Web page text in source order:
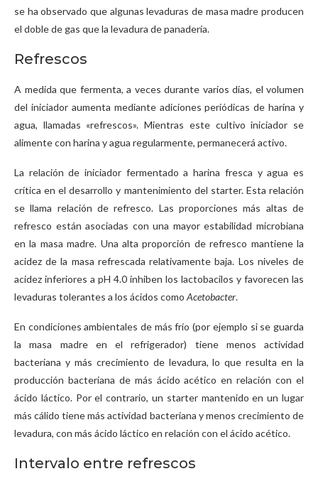
se ha observado que algunas levaduras de masa madre producen
el doble de gas que la levadura de panadería.
Refrescos
A medida que fermenta, a veces durante varios días, el volumen
del iniciador aumenta mediante adiciones periódicas de harina y
agua, llamadas «refrescos». Mientras este cultivo iniciador se
alimente con harina y agua regularmente, permanecerá activo.
La relación de iniciador fermentado a harina fresca y agua es
crítica en el desarrollo y mantenimiento del starter. Esta relación
se llama relación de refresco. Las proporciones más altas de
refresco están asociadas con una mayor estabilidad microbiana
en la masa madre. Una alta proporción de refresco mantiene la
acidez de la masa refrescada relativamente baja. Los niveles de
acidez inferiores a pH 4.0 inhiben los lactobacilos y favorecen las
levaduras tolerantes a los ácidos como Acetobacter.
En condiciones ambientales de más frío (por ejemplo si se guarda
la masa madre en el refrigerador) tiene menos actividad
bacteriana y más crecimiento de levadura, lo que resulta en la
producción bacteriana de más ácido acético en relación con el
ácido láctico. Por el contrario, un starter mantenido en un lugar
más cálido tiene más actividad bacteriana y menos crecimiento de
levadura, con más ácido láctico en relación con el ácido acético.
Intervalo entre refrescos